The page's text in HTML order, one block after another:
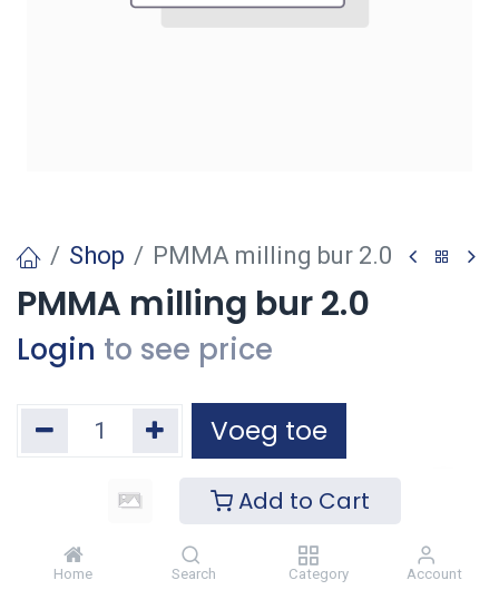
Add to Cart
Home Search Category Account
Shop PMMA milling bur 2.0
PMMA milling bur 2.0
Login to see price
Voeg toe
Toevoegen aan verlanglijst